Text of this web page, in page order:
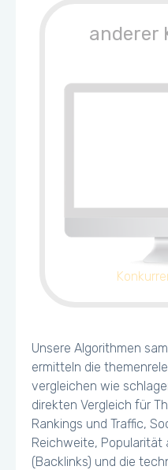
anderer
Unsere Algorithmen
ermitteln die
vergleichen wie
direkten Vergleich für
Rankings und Traffic,
Reichweite, Popularität
(Backlinks) und die